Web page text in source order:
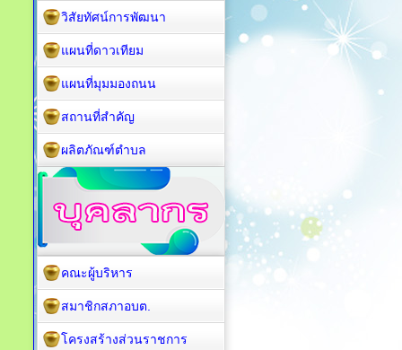
วิสัยทัศน์การพัฒนา
แผนที่ดาวเทียม
แผนที่มุมมองถนน
สถานที่สำคัญ
ผลิตภัณฑ์ตำบล
คณะผู้บริหาร
สมาชิกสภาอบต.
โครงสร้างส่วนราชการ